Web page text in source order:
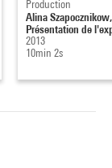
Production
Alina
Présentation de
2013
10min 2s